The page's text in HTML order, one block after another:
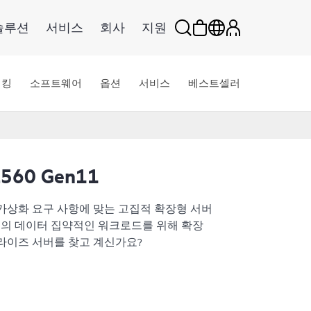
루션 서비스 회사 지원
소프트웨어 옵션 서비스 베스트셀러
Gen11
상화 요구 사항에 맞는 고집적 확장형 서버
데이터 집약적인 워크로드를 위해 확장
이즈 서버를 찾고 계신가요?
버입니다. 최대 60개 코어가 탑재되는 4세